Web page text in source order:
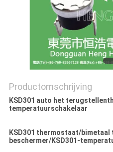
Productomschrijving
KSD301 auto het
temperatuurschakelaar
KSD301 thermostaat/bimetaal
beschermer/KSD301-